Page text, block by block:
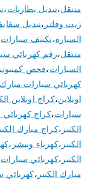
متنقل،تبديل بطاريات،
زيت وفلتر ،تبديل
السيارة،تكييف سيارات
متنقل،رقم كهربائي
السيارات،فحص
كهربائي سيارات مبارك
اونلاين،كراج اونلاين
سيارات،كراج
الكبير ،كراج مبارك
الكبير ،كهرباء وبنشر ،
الكبير ،كهربائي سيارات
مبارك الكبير ،كهربائي